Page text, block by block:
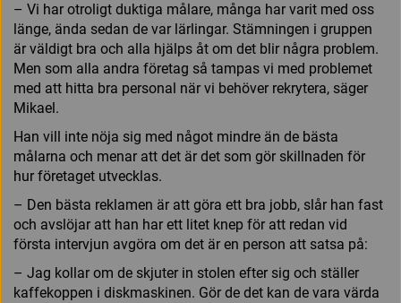
– Vi har otroligt duktiga målare, många har varit med oss
länge, ända sedan de var lärlingar. Stämningen i gruppen
är väldigt bra och alla hjälps åt om det blir några problem.
Men som alla andra företag så tampas vi med problemet
med att hitta bra personal när vi behöver rekrytera, säger
Mikael.
Han vill inte nöja sig med något mindre än de bästa
målarna och menar att det är det som gör skillnaden för
hur företaget utvecklas.
– Den bästa reklamen är att göra ett bra jobb, slår han fast
och avslöjar att han har ett litet knep för att redan vid
första intervjun avgöra om det är en person att satsa på:
– Jag kollar om de skjuter in stolen efter sig och ställer
kaffekoppen i diskmaskinen. Gör de det kan de vara värda